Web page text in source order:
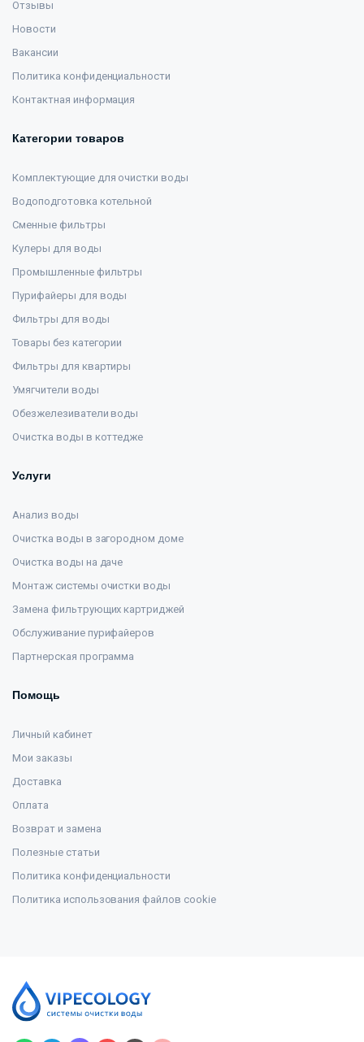
Отзывы
Новости
Вакансии
Политика конфиденциальности
Контактная информация
Категории товаров
Комплектующие для очистки воды
Водоподготовка котельной
Сменные фильтры
Кулеры для воды
Промышленные фильтры
Пурифайеры для воды
Фильтры для воды
Товары без категории
Фильтры для квартиры
Умягчители воды
Обезжелезиватели воды
Очистка воды в коттедже
Услуги
Анализ воды
Очистка воды в загородном доме
Очистка воды на даче
Монтаж системы очистки воды
Замена фильтрующих картриджей
Обслуживание пурифайеров
Партнерская программа
Помощь
Личный кабинет
Мои заказы
Доставка
Оплата
Возврат и замена
Полезные статьи
Политика конфиденциальности
Политика использования файлов cookie